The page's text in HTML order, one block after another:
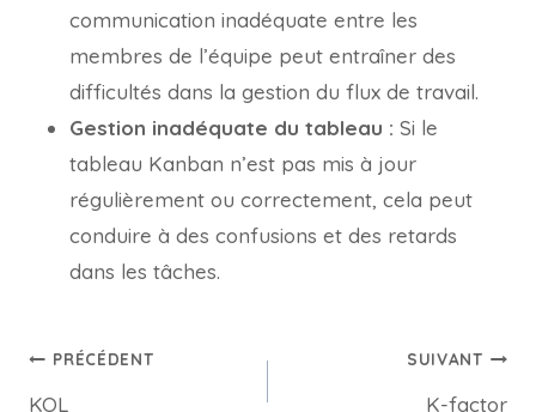
communication inadéquate entre les
membres de l’équipe peut entraîner des
difficultés dans la gestion du flux de travail.
Gestion inadéquate du tableau : Si le
tableau Kanban n’est pas mis à jour
régulièrement ou correctement, cela peut
conduire à des confusions et des retards
dans les tâches.
PRÉCÉDENT
KOL
SUIVANT
K-factor